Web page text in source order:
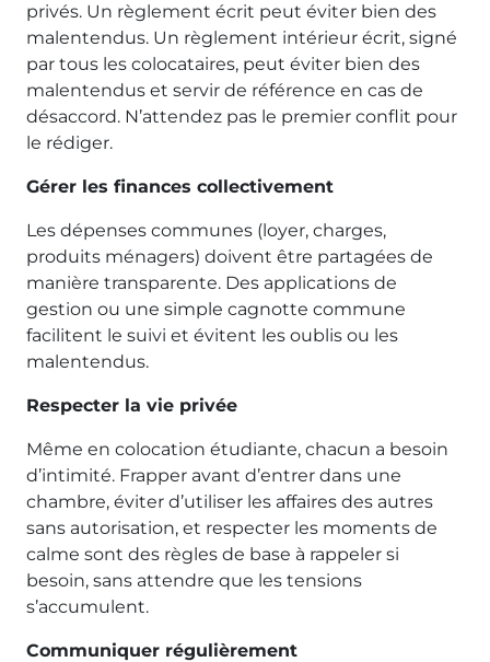
privés. Un règlement écrit peut éviter bien des
malentendus. Un règlement intérieur écrit, signé
par tous les colocataires, peut éviter bien des
malentendus et servir de référence en cas de
désaccord. N’attendez pas le premier conflit pour
le rédiger.
Gérer les finances collectivement
Les dépenses communes (loyer, charges,
produits ménagers) doivent être partagées de
manière transparente. Des applications de
gestion ou une simple cagnotte commune
facilitent le suivi et évitent les oublis ou les
malentendus.
Respecter la vie privée
Même en colocation étudiante, chacun a besoin
d’intimité. Frapper avant d’entrer dans une
chambre, éviter d’utiliser les affaires des autres
sans autorisation, et respecter les moments de
calme sont des règles de base à rappeler si
besoin, sans attendre que les tensions
s’accumulent.
Communiquer régulièrement